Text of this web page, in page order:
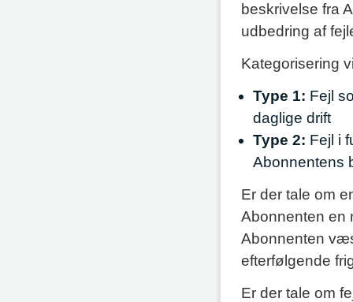
beskrivelse fra
udbedring af
Kategorisering
Type 1: Fejl
daglige drift
Type 2: Fejl i
Abonnentens
Er der tale om
Abonnenten en
Abonnenten
efterfølgende
Er der tale om